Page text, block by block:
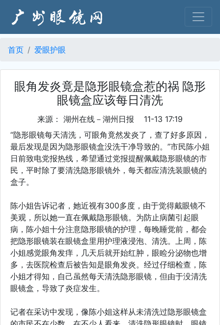
首页 爱眼护眼
眼角发炎竟是隐形眼镜盒惹的祸 隐形
眼镜盒应该每日清洗
来源： 湖州在线－湖州日报 11-13 17:19
“隐形眼镜每天清洗，可眼角竟然发炎了，查了好多原因，
最后发现是因为隐形眼镜盒没洗干净导致的。”市民陈小姐
日前致电党报热线，希望通过党报提醒佩戴隐形眼镜的市
民，平时除了要清洗隐形眼镜外，每天都应清洗装眼镜的
盒子。
陈小姐告诉记者，她近视有300多度，由于觉得戴眼镜不
美观，所以她一直在佩戴隐形眼镜。为防止病菌引起眼
病，陈小姐十分注意隐形眼镜的护理，每晚睡觉前，都会
把隐形眼镜装在眼镜盒里用护理液浸泡、清洗。上周，陈
小姐感觉眼角发痒，几天后就开始红肿，眼睑分泌物也增
多，去医院检查后被告知是眼角发炎。经过仔细检查，陈
小姐才得知，自己虽然每天清洗隐形眼镜，但由于没清洗
眼镜盒，导致了炎症发生。
记者在采访中发现，像陈小姐这样从未清洗过隐形眼镜盒